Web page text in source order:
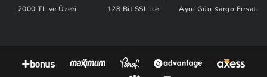
2000 TL ve Üzeri 128 Bit SSL ile Aynı Gün Kargo Fırsatı